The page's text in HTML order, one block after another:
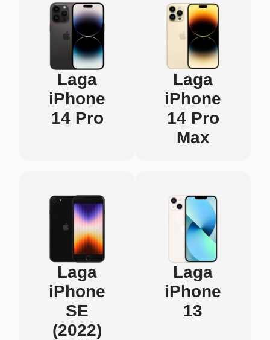
Laga
iPhone
14 Pro
Laga
iPhone
14 Pro
Max
Laga
iPhone
SE
(2022)
Laga
iPhone
13